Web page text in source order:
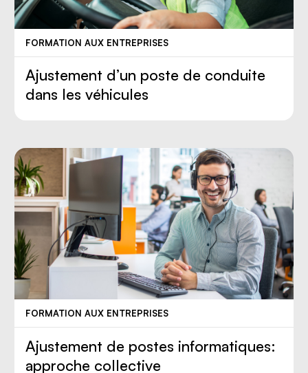
FORMATION AUX ENTREPRISES
Ajustement d’un poste de conduite
dans les véhicules
FORMATION AUX ENTREPRISES
Ajustement de postes informatiques:
approche collective